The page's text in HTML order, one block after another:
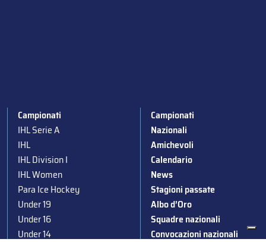
Campionati
IHL Serie A
IHL
IHL Division I
IHL Women
Para Ice Hockey
Under 19
Under 16
Under 14
Campionati
Nazionali
Amichevoli
Calendario
News
Stagioni passate
Albo d’Oro
Squadre nazionali
Convocazioni nazionali